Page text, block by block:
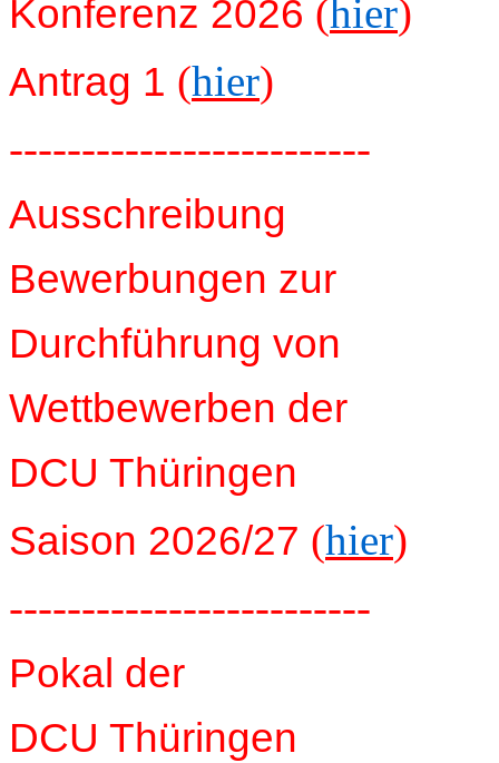
Konferenz 2026 (hier)
Antrag 1 (hier)
-------------------------
Ausschreibung
Bewerbungen zur
Durchführung von
Wettbewerben der
DCU Thüringen
Saison 2026/27 (hier)
-------------------------
Pokal der
DCU Thüringen